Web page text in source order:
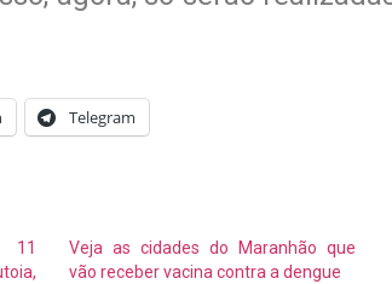
Telegram
11
Veja as cidades do Maranhão que
vão receber vacina contra a dengue